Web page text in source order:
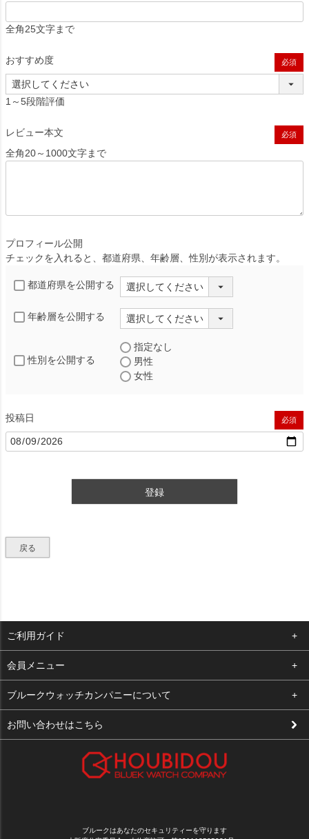
全角25文字まで
おすすめ度
1～5段階評価
レビュー本文
全角20～1000文字まで
プロフィール公開
チェックを入れると、都道府県、年齢層、性別が表示されます。
都道府県を公開する
年齢層を公開する
性別を公開する
指定なし
男性
女性
投稿日
(必須)
登録
戻る
ご利用ガイド
よくある質問
支払い・送料
修理依頼
会員メニュー
ログイン
お気に入り
ブルークウォッチカンパニーについて
会社概要
お問い合わせはこちら
ブルークはあなたのセキュリティーを守ります